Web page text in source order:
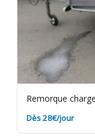
Remorque
Dès 28€/jour